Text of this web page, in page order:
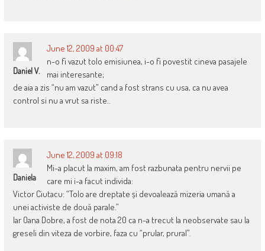
Daniel V.
June 12, 2009 at 00:47
n-o fi vazut tolo emisiunea, i-o fi povestit cineva pasajele
mai interesante;
de aia a zis “nu am vazut” cand a fost strans cu usa, ca nu avea
control si nu a vrut sa riste..
Daniela
June 12, 2009 at 09:18
Mi-a placut la maxim, am fost razbunata pentru nervii pe
care mi i-a facut individa:
Victor Ciutacu: “Tolo are dreptate și devoalează mizeria umană a
unei activiste de două parale.”
Iar Oana Dobre, a fost de nota 20 ca n-a trecut la neobservate sau la
greseli din viteza de vorbire, faza cu “prular, prural”.